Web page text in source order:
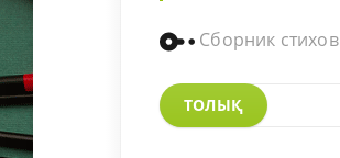
Сборник стихов
ТОЛЫҚ